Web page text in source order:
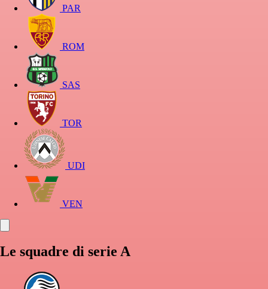
PAR
ROM
SAS
TOR
UDI
VEN
Le squadre di serie A